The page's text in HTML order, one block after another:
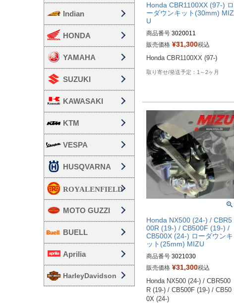
Indian
HONDA
YAMAHA
SUZUKI
KAWASAKI
KTM
VESPA
HUSQVARNA
MOTO GUZZI
BUELL
Aprilia
HarleyDavidson
Honda CBR1100XX (97-) ロ
ーダウンキット(30mm) MIZ
U
商品番号 3020011
販売価格 ¥31,300税込
Honda CBR1100XX (97-)
1～2ヶ月
Honda NX500 (24-) / CBR5
00R (19-) / CB500F (19-) /
CB500X (24-) ローダウンキ
ット(25mm) MIZU
商品番号 3021030
販売価格 ¥31,300税込
Honda NX500 (24-) / CBR500
R (19-) / CB500F (19-) / CB50
0X (24-)